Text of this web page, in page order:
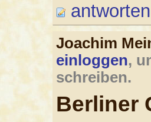
antworten
Joachim
einloggen,
schreiben.
Berliner